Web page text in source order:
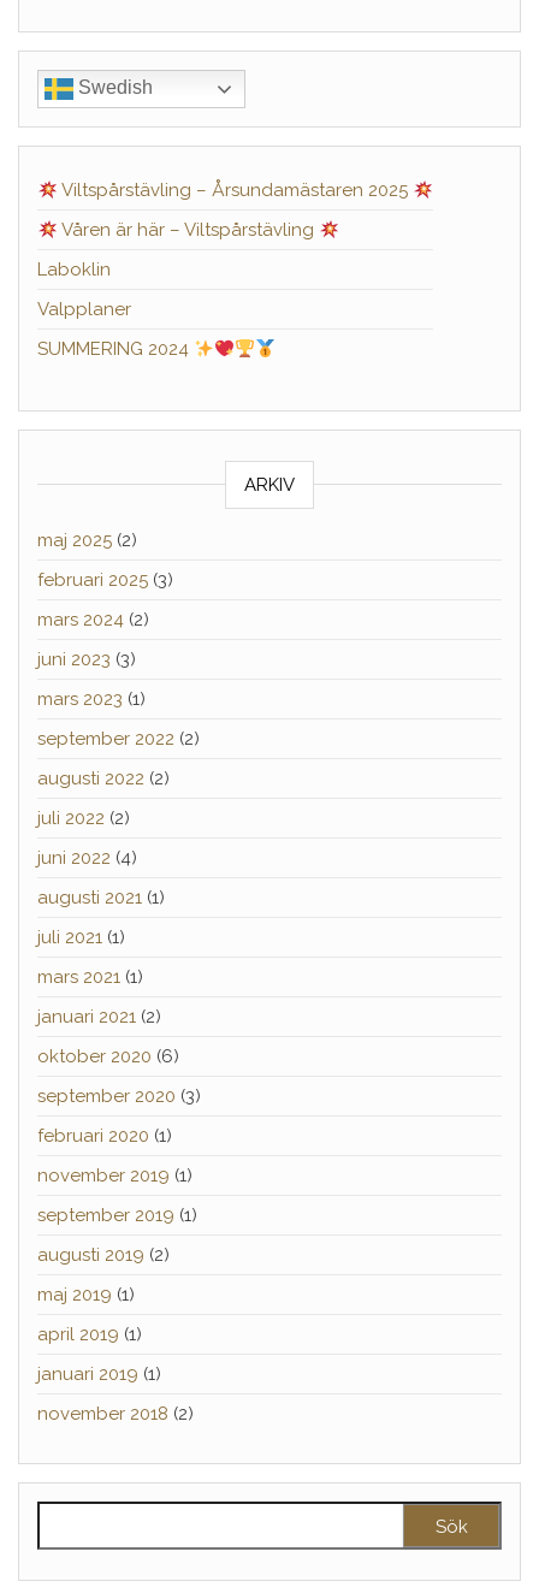
Swedish
Viltspårstävling – Årsundamästaren 2025
Våren är här – Viltspårstävling
Laboklin
Valpplaner
SUMMERING 2024
ARKIV
maj 2025 (2)
februari 2025 (3)
mars 2024 (2)
juni 2023 (3)
mars 2023 (1)
september 2022 (2)
augusti 2022 (2)
juli 2022 (2)
juni 2022 (4)
augusti 2021 (1)
juli 2021 (1)
mars 2021 (1)
januari 2021 (2)
oktober 2020 (6)
september 2020 (3)
februari 2020 (1)
november 2019 (1)
september 2019 (1)
augusti 2019 (2)
maj 2019 (1)
april 2019 (1)
januari 2019 (1)
november 2018 (2)